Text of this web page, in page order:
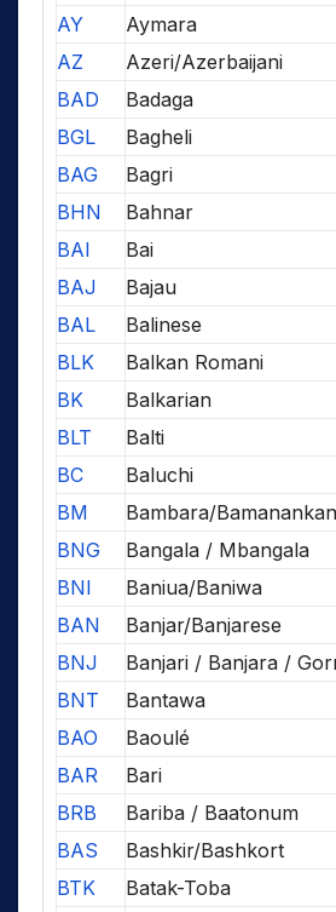
AY
Aymara
AZ
Azeri/Azerbaijani
BAD
Badaga
BGL
Bagheli
BAG
Bagri
BHN
Bahnar
BAI
Bai
BAJ
Bajau
BAL
Balinese
BLK
Balkan Romani
BK
Balkarian
BLT
Balti
BC
Baluchi
BM
Bambara/Bamanankan
BNG
Bangala / Mbangala
BNI
Baniua/Baniwa
BAN
Banjar/Banjarese
BNJ
Banjari / Banjara /
BNT
Bantawa
BAO
Baoulé
BAR
Bari
BRB
Bariba / Baatonum
BAS
Bashkir/Bashkort
BTK
Batak-Toba